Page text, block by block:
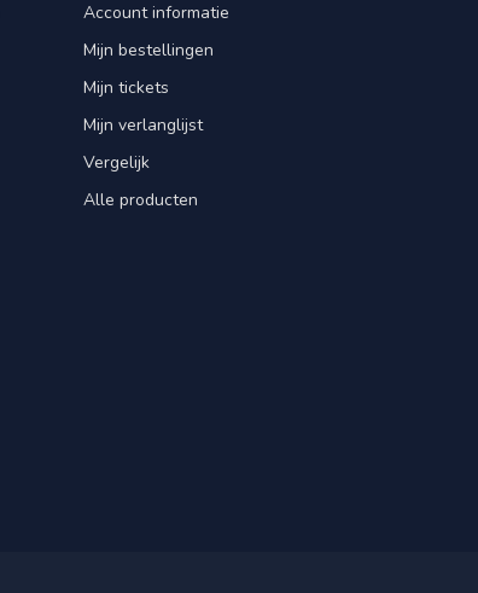
Account informatie
Mijn bestellingen
Mijn tickets
Mijn verlanglijst
Vergelijk
Alle producten